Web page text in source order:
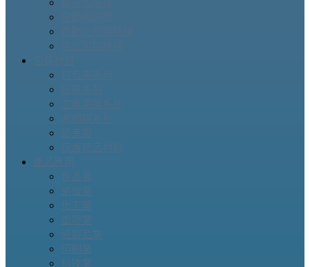
紡織業
化工業
塑膠業
紙製品業
印刷業
科技業